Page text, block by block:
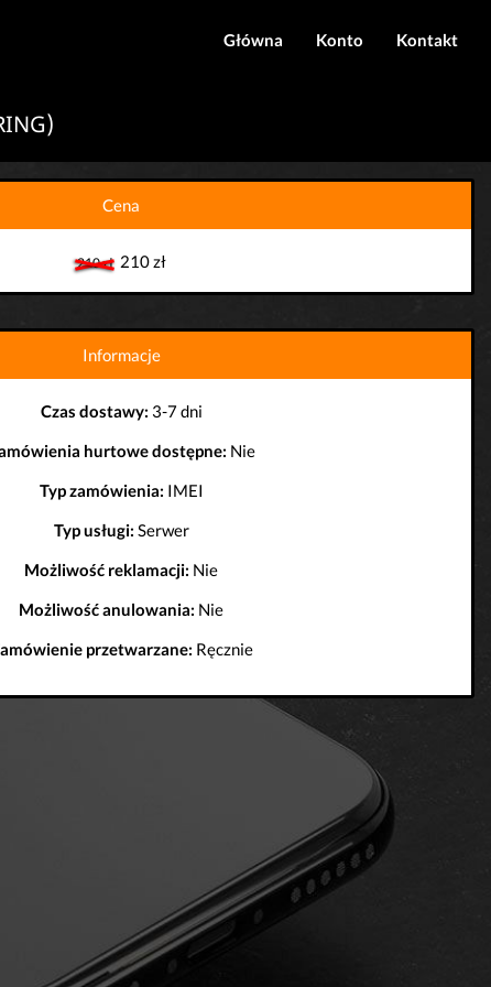
Główna Konto Kontakt
Cena
210 zł210 zł
Informacje
Czas dostawy: 3-7 dni
hurtowe dostępne: Nie
Typ zamówienia: IMEI
Typ usługi: Serwer
Możliwość reklamacji: Nie
Możliwość anulowania: Nie
przetwarzane: Ręcznie